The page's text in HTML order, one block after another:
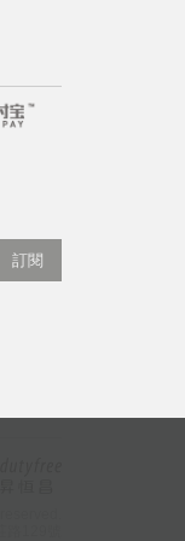
訂閱